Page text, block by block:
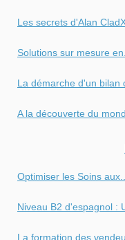
Les secrets d'Alan
Solutions sur mesure
La démarche d'un bilan
A la découverte du
Optimiser les Soins
Niveau B2 d'espagnol :
La formation des